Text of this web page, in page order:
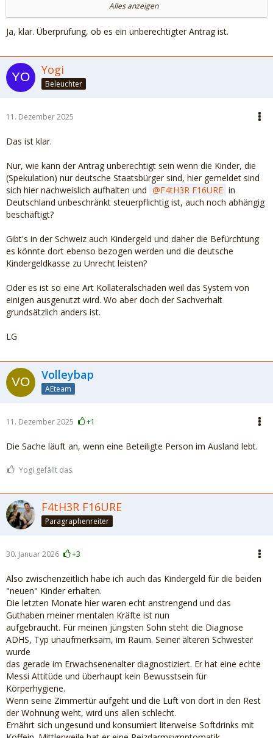
F4tH3R F16URE
Drücke dir die Daumen.
LG
Alles anzeigen
Ja, klar. Überprüfung, ob es ein unberechtigter Antrag ist.
Yogi
Beleuchter
11. Dezember 2025
Das ist klar.
Nur, wie kann der Antrag unberechtigt sein wenn die Kinder, die
(Spekulation) nur deutsche Staatsbürger sind, hier gemeldet sind
sich hier nachweislich aufhalten und
F4tH3R F16URE in
Deutschland unbeschränkt steuerpflichtig ist, auch noch abhängig
beschäftigt?
Gibt's in der Schweiz auch Kindergeld und daher die Befürchtung
es könnte dort ebenso bezogen werden und die deutsche
Kindergeldkasse zu Unrecht leisten?
Oder es ist so eine Art Kollateralschaden weil das System von
einigen ausgenutzt wird. Wo aber doch der Sachverhalt
grundsätzlich anders ist.
LG
Volleybap
AEteam
11. Dezember 2025 +1
Die Sache läuft an, wenn eine Beteiligte Person im Ausland lebt.
Yogi gefällt das.
F4tH3R F16URE
Paragraphenreiter
30. Januar 2026 +3
Also zwischenzeitlich habe ich auch das Kindergeld für die beiden
"neuen" Kinder erhalten.
Die letzten Monate hier waren echt anstrengend und das
Guthaben meiner mentalen Kräfte ist nun
aufgebraucht. Für meinen jüngsten Sohn steht die Diagnose
ADHS, Typ unaufmerksam, im Raum. Seiner älteren Schwester
wurde
das gerade im Erwachsenenalter diagnostiziert. Er hat eine echte
Messi Attitüde und überhaupt kein Bewusstsein für
Körperhygiene.
Wenn seine Zimmertür aufgeht und die Luft von dort in den Rest
der Wohnung weht, wird uns allen schlecht.
Ernährt sich ungesund und konsumiert literweise Softdrinks mit